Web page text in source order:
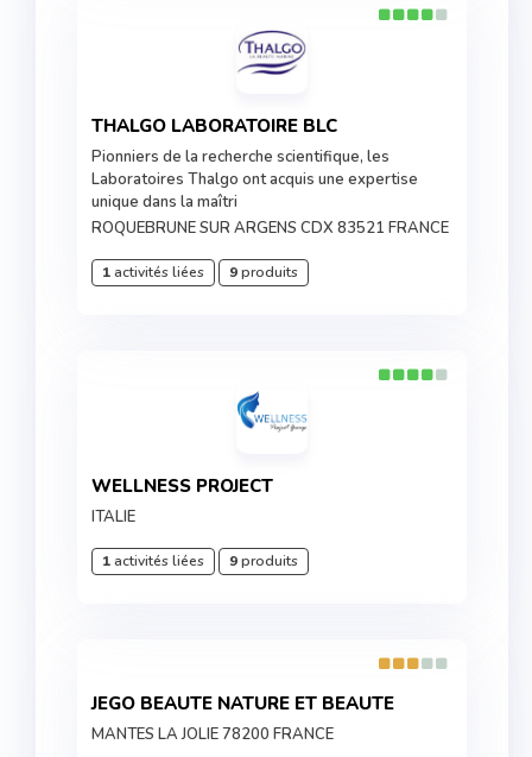
THALGO LABORATOIRE BLC
Pionniers de la recherche scientifique, les
Laboratoires Thalgo ont acquis une expertise
unique dans la maîtri
ROQUEBRUNE SUR ARGENS CDX 83521 FRANCE
1activités liées 9produits
WELLNESS PROJECT
ITALIE
1activités liées 9produits
JEGO BEAUTE NATURE ET BEAUTE
MANTES LA JOLIE 78200 FRANCE